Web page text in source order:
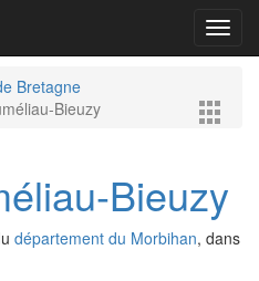
Bretagne
Bieuzy
Bieuzy
département du Morbihan, dans